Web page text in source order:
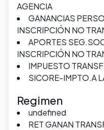
AGENCIA
GANANCIAS
INSCRIPCIÓN NO
APORTES
INSCRIPCIÓN NO
IMPUESTO
SICORE-IMPTO.A
Regimen
undefined
RET GANAN